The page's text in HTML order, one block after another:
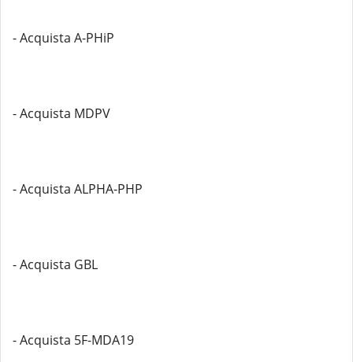
- Acquista A-PHiP
- Acquista MDPV
- Acquista ALPHA-PHP
- Acquista GBL
- Acquista 5F-MDA19